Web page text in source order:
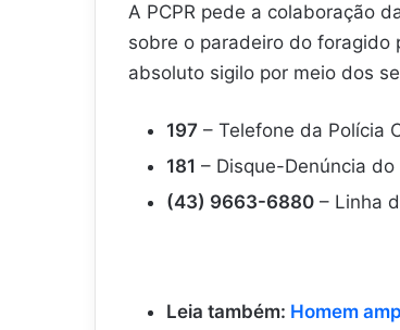
A PCPR pede a colaboração
sobre o paradeiro do foragido
absoluto sigilo por meio dos
197 – Telefone da Polícia
181 – Disque-Denúncia do
(43) 9663-6880 – Linha
Leia também: Homem